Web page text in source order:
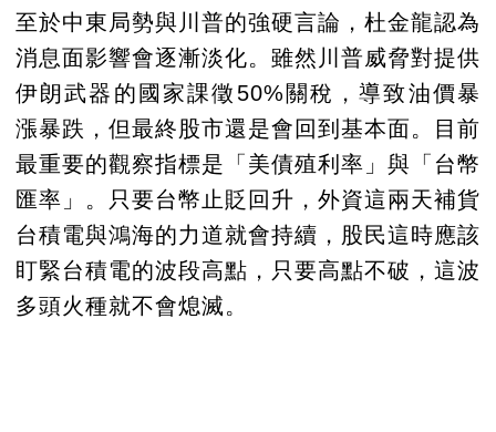
至於中東局勢與川普的強硬言論，杜金龍認為
消息面影響會逐漸淡化。雖然川普威脅對提供
伊朗武器的國家課徵50%關稅，導致油價暴
漲暴跌，但最終股市還是會回到基本面。目前
最重要的觀察指標是「美債殖利率」與「台幣
匯率」。只要台幣止貶回升，外資這兩天補貨
台積電與鴻海的力道就會持續，股民這時應該
盯緊台積電的波段高點，只要高點不破，這波
多頭火種就不會熄滅。